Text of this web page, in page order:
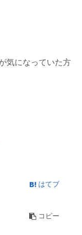
気になっていた方
はてブ
コピー